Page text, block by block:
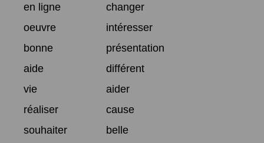
en ligne
changer
oeuvre
intéresser
bonne
présentation
aide
différent
vie
aider
réaliser
cause
souhaiter
belle